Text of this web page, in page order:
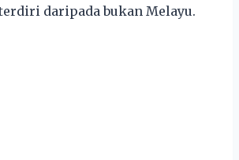
daripada bukan Melayu.